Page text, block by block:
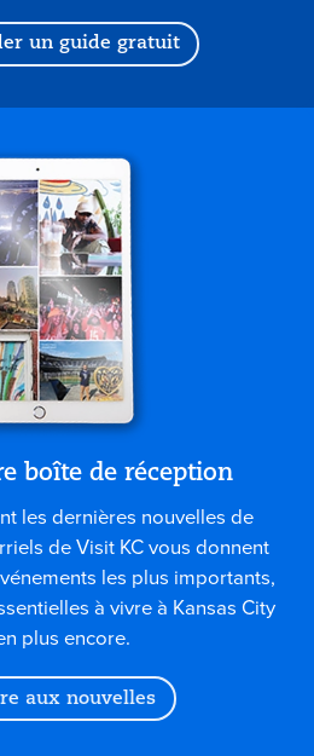
un guide gratuit
boîte de réception
les dernières nouvelles de
de Visit KC vous donnent
les plus importants,
à vivre à Kansas City
plus encore.
aux nouvelles